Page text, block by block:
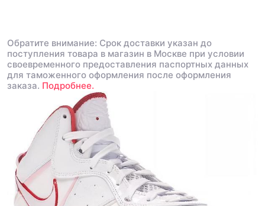
Обратите внимание: Срок доставки указан до
поступления товара в магазин в Москве при условии
своевременного предоставления паспортных данных
для таможенного оформления после оформления
заказа. Подробнее.